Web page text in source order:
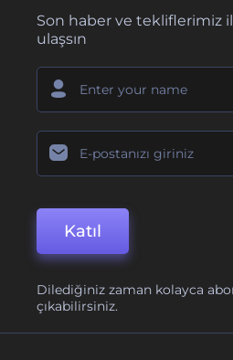
Son haber ve tekliflerimiz
ulaşsın
Katıl
Dilediğiniz zaman kolayca
çıkabilirsiniz.